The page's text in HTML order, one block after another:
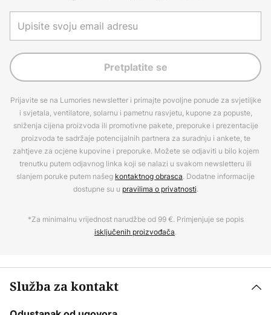
Pretplatite se
Prijavite se na Lumories newsletter i primajte povoljne ponude za svjetiljke
i svjetala, ventilatore, solarnu i pametnu rasvjetu, kupone za popuste,
sniženja cijena proizvoda ili promotivne pakete, preporuke i prezentacije
proizvoda te sadržaje potencijalnih partnera za suradnju i ankete, te
zahtjeve za ocjene kupovine i preporuke. Možete se odjaviti u bilo kojem
trenutku putem odjavnog linka koji se nalazi u svakom newsletteru ili
slanjem poruke putem našeg kontaktnog obrasca. Dodatne informacije
dostupne su u pravilima o privatnosti.
*Za minimalnu vrijednost narudžbe od 99 €. Primjenjuje se popis
isključenih proizvođača.
Služba za kontakt